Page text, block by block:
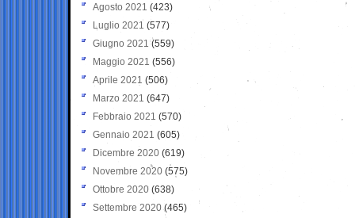
Agosto 2021 (423)
Luglio 2021 (577)
Giugno 2021(559)
Maggio 2021 (556)
Aprile 2021 (506)
Marzo 2021 (647)
Febbraio 2021 (570)
Gennaio 2021 (605)
Dicembre 2020 (619)
Novembre 2020 (575)
Ottobre 2020 (638)
Settembre 2020(465)